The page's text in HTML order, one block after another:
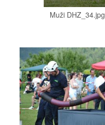
Muži DHZ_34.jpg